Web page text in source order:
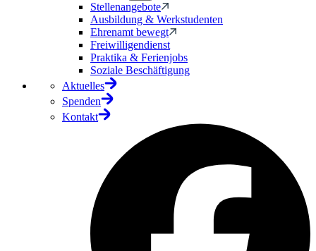
Stellenangebote
Ausbildung & Werkstudenten
Ehrenamt bewegt
Freiwilligendienst
Praktika & Ferienjobs
Soziale Beschäftigung
Aktuelles
Spenden
Kontakt